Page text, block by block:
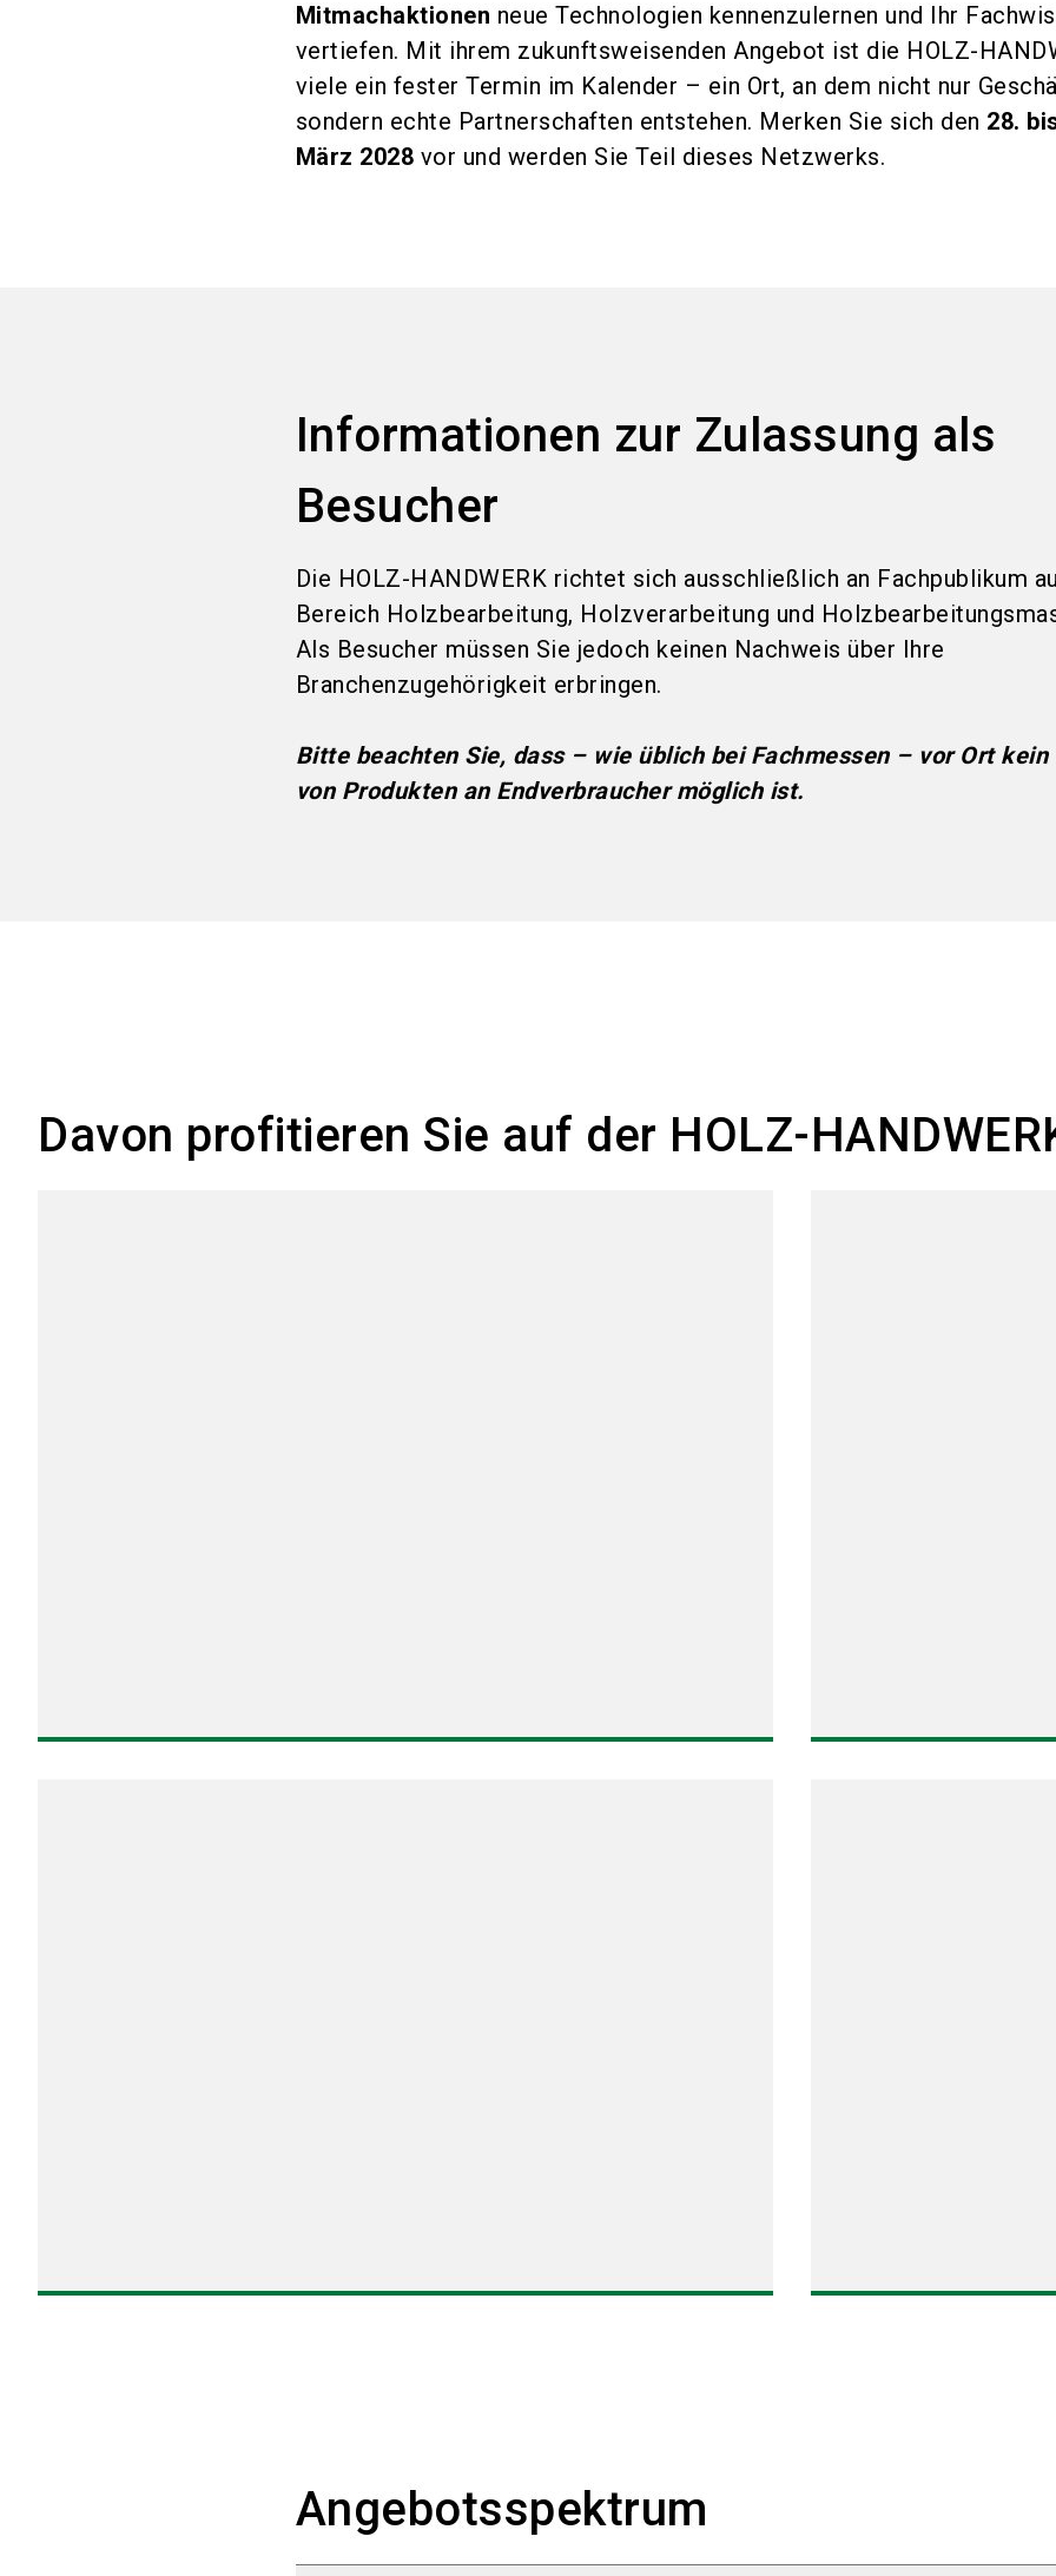
Mitmachaktionen neue Technologien kennenzulernen und Ihr
vertiefen. Mit ihrem zukunftsweisenden Angebot ist die HOLZ-
viele ein fester Termin im Kalender – ein Ort, an dem nicht nur
sondern echte Partnerschaften entstehen. Merken Sie sich den 28.
März 2028 vor und werden Sie Teil dieses Netzwerks.
Informationen zur Zulassung als
Besucher
Die HOLZ-HANDWERK richtet sich ausschließlich an Fachpublikum
Bereich Holzbearbeitung, Holzverarbeitung und
Als Besucher müssen Sie jedoch keinen Nachweis über Ihre
Branchenzugehörigkeit erbringen.
Bitte beachten Sie, dass – wie üblich bei Fachmessen – vor Ort
von Produkten an Endverbraucher möglich ist.
Davon profitieren Sie auf der HOLZ-
Angebotsspektrum